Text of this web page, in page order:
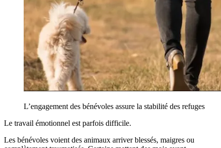
L’engagement des bénévoles assure la stabilité des refuges
Le travail émotionnel est parfois difficile.
Les bénévoles voient des animaux arriver blessés, maigres ou